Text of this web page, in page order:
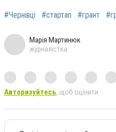
#Чернівці #стартап #грант
Марія Мартинюк
журналістка
Авторизуйтесь, щоб оцінити